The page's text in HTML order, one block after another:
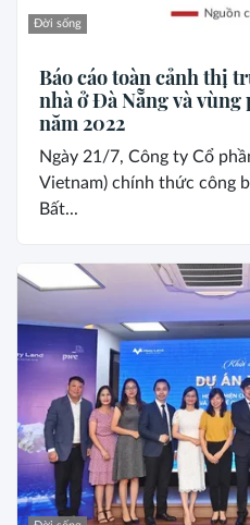
Đời sống
Báo cáo toàn cảnh thị
nhà ở Đà Nẵng và
năm 2022
Ngày 21/7, Công ty Cổ
Vietnam) chính thức công
Bất...